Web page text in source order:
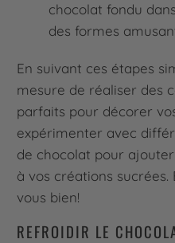
chocolat fondu
des formes
En suivant ces étapes
mesure de réaliser des
parfaits pour décorer
expérimenter avec
de chocolat pour
à vos créations
vous bien!
REFROIDIR LE